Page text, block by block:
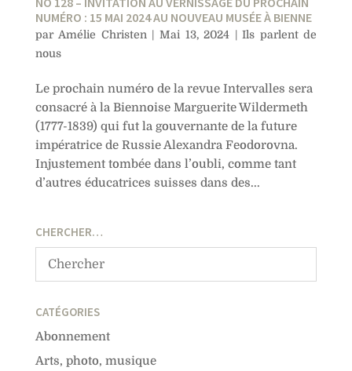
NUMÉRO : 15 MAI 2024 AU NOUVEAU MUSÉE À BIENNE
par Amélie Christen | Mai 13, 2024 |Ils parlent de
nous
Le prochain numéro de la revue Intervalles sera
consacré à la Biennoise Marguerite Wildermeth
(1777-1839) qui fut la gouvernante de la future
impératrice de Russie Alexandra Feodorovna.
Injustement tombée dans l’oubli, comme tant
d’autres éducatrices suisses dans des...
CHERCHER…
CATÉGORIES
Abonnement
Arts, photo, musique